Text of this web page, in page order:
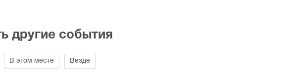
другие события
В этом месте Везде